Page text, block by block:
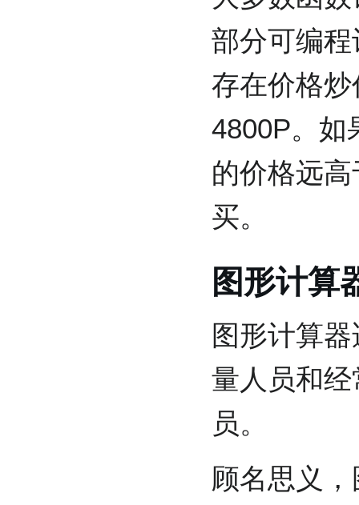
部分可编
存在价格
4800P。如
的价格远
买。
图形计算
图形计算
量人员和
员。
顾名思义